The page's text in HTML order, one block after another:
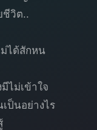
ชีวิต..
ได้สักหน
ไม่เข้าใจ
ป็นอย่างไร